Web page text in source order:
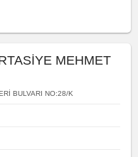
MEHMET
BULVARI NO:28/K